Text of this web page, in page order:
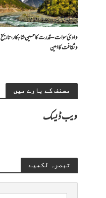
وادیٔ سوات – قدرت کا حسین شاہکار، تاریخ
و ثقافت کا امین
مصنف کے بارے میں
ویب ڈیسک
تبصرہ لکھیے